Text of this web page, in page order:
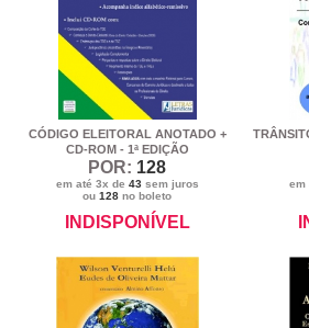
CÓDIGO ELEITORAL ANOTADO +
CD-ROM - 1ª EDIÇÃO
POR: 128
em até 3x de 43sem juros
ou128 no boleto
INDISPONÍVEL
em